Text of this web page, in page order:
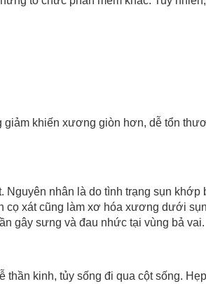
khiến xương giòn hơn, dễ tổn
nhân là do tình trạng sụn
xát cũng làm xơ hóa xương dưới
gây sưng và đau nhức tại vùng bả vai.
kinh, tủy sống đi qua cột sống.